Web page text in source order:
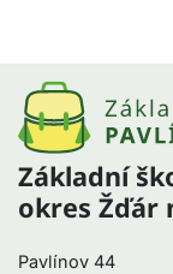
Základní
okres Žďár
Pavlínov 44